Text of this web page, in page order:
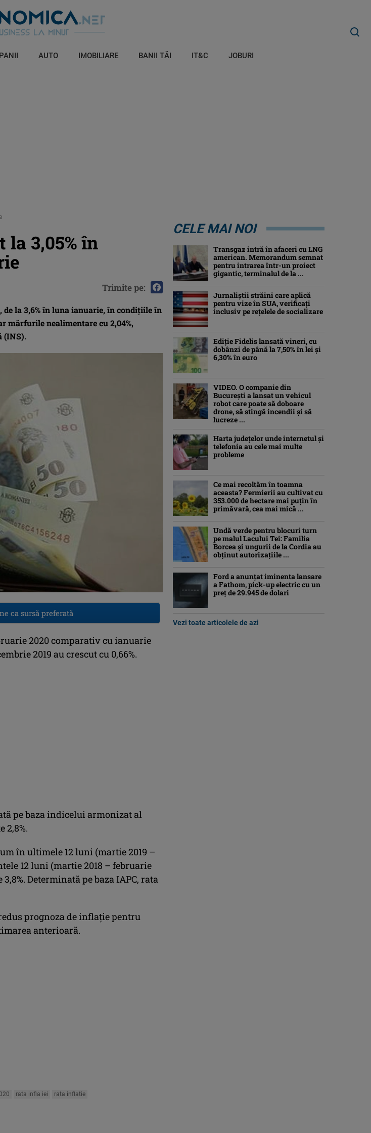
AUTO IMOBILIARE BANII TĂI IT&C JOBURI
3,05% în
la 3,6% în luna ianuarie, în condiţiile în
mărfurile nealimentare cu 2,04%,
(INS).
Trimite pe:
ca sursă preferată
2020 comparativ cu ianuarie
2019 au crescut cu 0,66%.
pe baza indicelui armonizat al
2,8%.
în ultimele 12 luni (martie 2019 –
12 luni (martie 2018 – februarie
3,8%. Determinată pe baza IAPC, rata
prognoza de inflaţie pentru
anterioară.
rata infla iei rata inflatie
CELE MAI NOI
Transgaz intră în afaceri cu LNG
american. Memorandum semnat
pentru intrarea într-un proiect
gigantic, terminalul de la ...
Jurnaliştii străini care aplică
pentru vize în SUA, verificați
inclusiv pe rețelele de socializare
Ediţie Fidelis lansată vineri, cu
dobânzi de până la 7,50% în lei şi
6,30% în euro
VIDEO. O companie din
București a lansat un vehicul
robot care poate să doboare
drone, să stingă incendii și să
lucreze ...
Harta județelor unde internetul și
telefonia au cele mai multe
probleme
Ce mai recoltăm în toamna
aceasta? Fermierii au cultivat cu
353.000 de hectare mai puțin în
primăvară, cea mai mică ...
Undă verde pentru blocuri turn
pe malul Lacului Tei: Familia
Borcea și ungurii de la Cordia au
obținut autorizațiile ...
Ford a anunțat iminenta lansare
a Fathom, pick-up electric cu un
preț de 29.945 de dolari
Vezi toate articolele de azi